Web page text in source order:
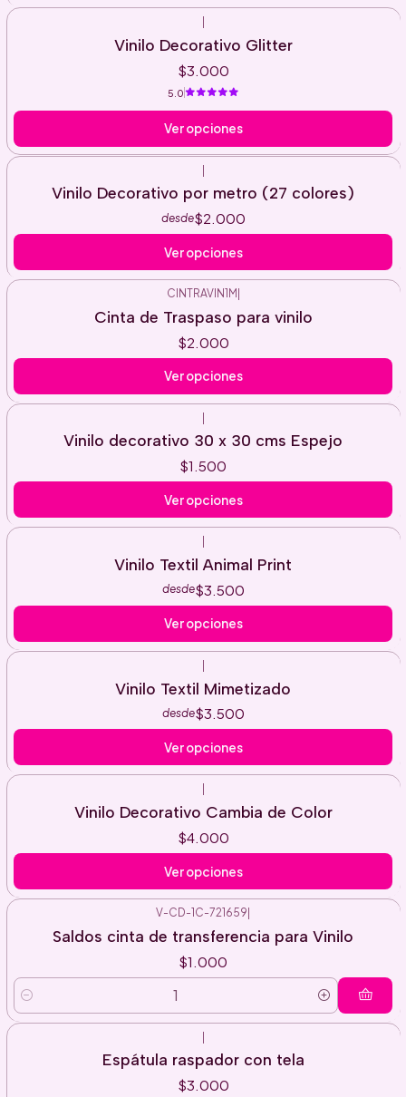
Vinilo Decorativo Glitter
$3.000
5.0
Ver opciones
|
Vinilo Decorativo por metro (27 colores)
desde$2.000
Ver opciones
CINTRAVIN1M
Cinta de Traspaso para vinilo
$2.000
Ver opciones
|
Vinilo decorativo 30 x 30 cms Espejo
$1.500
Ver opciones
Vinilo Textil Animal Print
desde$3.500
Ver opciones
Vinilo Textil Mimetizado
desde$3.500
Ver opciones
Vinilo Decorativo Cambia de Color
$4.000
Ver opciones
V-CD-1C-721659
Saldos cinta de transferencia para Vinilo
$1.000
Cantidad
|
Espátula raspador con tela
$3.000